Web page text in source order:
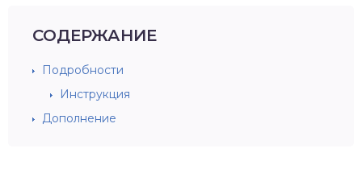
СОДЕРЖАНИЕ
Подробности
Инструкция
Дополнение